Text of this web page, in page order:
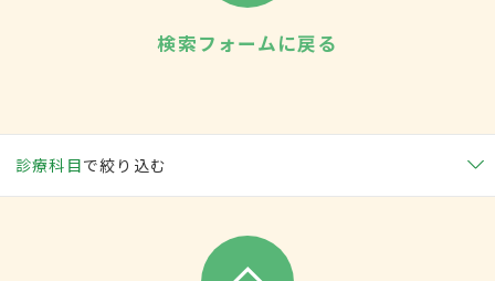
検索フォームに戻る
診療科目で絞り込む